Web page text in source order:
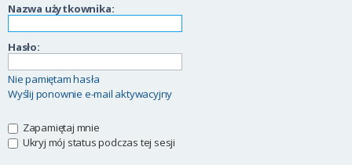
Nazwa użytkownika:
Hasło:
Nie pamiętam hasła
Wyślij ponownie e-mail aktywacyjny
Zapamiętaj mnie
Ukryj mój status podczas tej sesji